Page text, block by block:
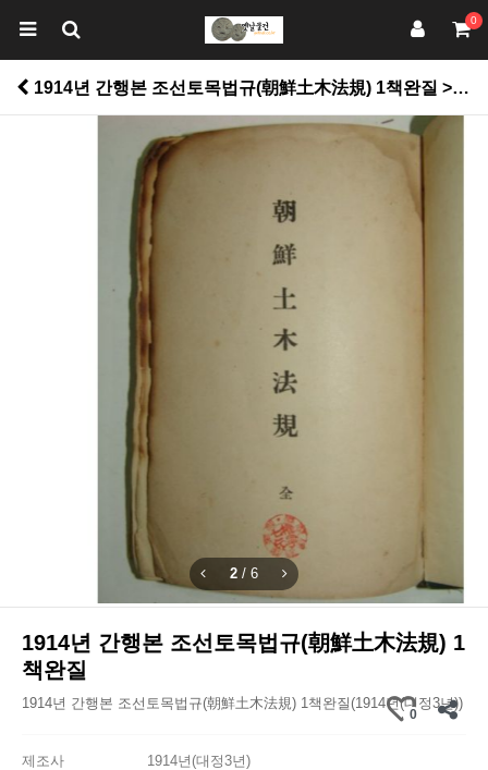
0
1914년 간행본 조선토목법규(朝鮮土木法規) 1책완질 > 고서적
2 / 6
1914년 간행본 조선토목법규(朝鮮土木法規) 1
책완질
1914년 간행본 조선토목법규(朝鮮土木法規) 1책완질(1914년(대정3년))
0
제조사
1914년(대정3년)